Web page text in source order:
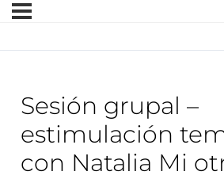
Sesión grupal –
estimulación
con Natalia Mi